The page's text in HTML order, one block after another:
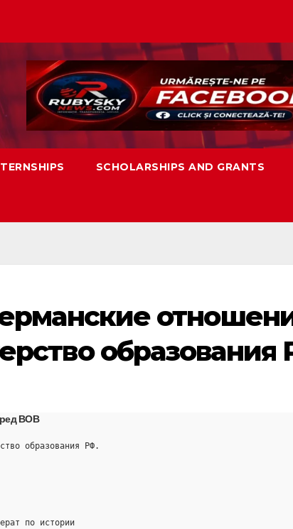
SCHOLARSHIPS AND GRANTS
образования
ВОВ
образования РФ.
по истории